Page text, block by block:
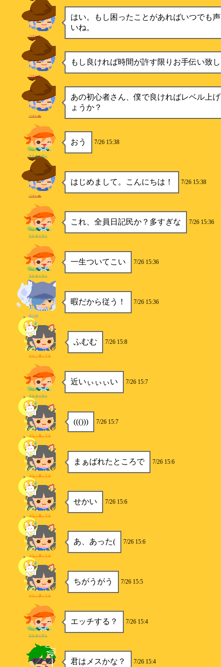
はい。もし困ったことがあればいつでも
いね。
こけいぬ
もし良ければ時間が許す限りお手伝い致
こけいぬ
あの初心者さん、僕で良ければレベル上
ょうか？
こけいぬ
おう 7/26 15:38
ラスターザン
はじめまして。こんにちは！ 7/26 15:38
こけいぬ
これ、全員日記民か？多すぎな 7/26 15:36
ラスターザン
一生ついてこい 7/26 15:36
ラスターザン
暇だから従う！ 7/26 15:36
龍の神
ふむむ 7/26 15:8
かなこ腐ってる
近いぃぃぃい 7/26 15:7
ラスターザン
((())) 7/26 15:7
かなこ腐ってる
まぁばれたところで 7/26 15:6
かなこ腐ってる
せかい 7/26 15:6
かなこ腐ってる
あ、あった( 7/26 15:6
かなこ腐ってる
ちがうがう 7/26 15:5
かなこ腐ってる
エッチする？ 7/26 15:4
ラスターザン
君はメスかな？ 7/26 15:4